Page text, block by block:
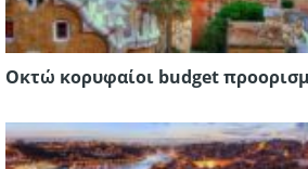
Οκτώ κορυφαίοι budget